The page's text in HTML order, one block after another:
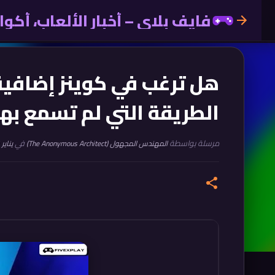
فايف بلاي – أخبار الألعاب،
الطريقة التي لم تسمع
مرسلة بواسطةالمهندس المجهول (The Anonymous Architect) فييناير 01, 2025